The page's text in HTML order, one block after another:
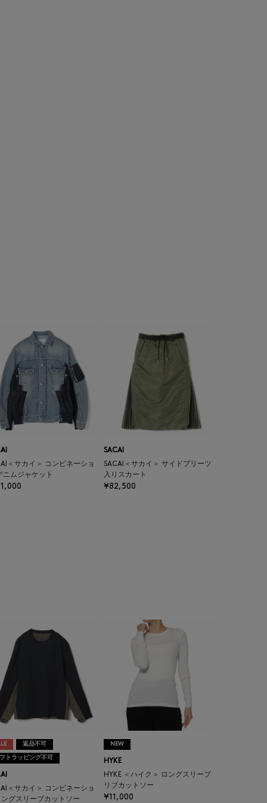
＜サカイ＞ コンビネーショ
ニムジャケット
SACAI
SACAI＜サカイ＞ サイドプリーツ
入りスカート
¥82,500
返品不可
トラッピング不可
＜サカイ＞ コンビネーショ
ングスリーブカットソー
NEW
HYKE
HYKE ＜ハイク＞ ロングスリーブ
リブカットソー
¥11,000